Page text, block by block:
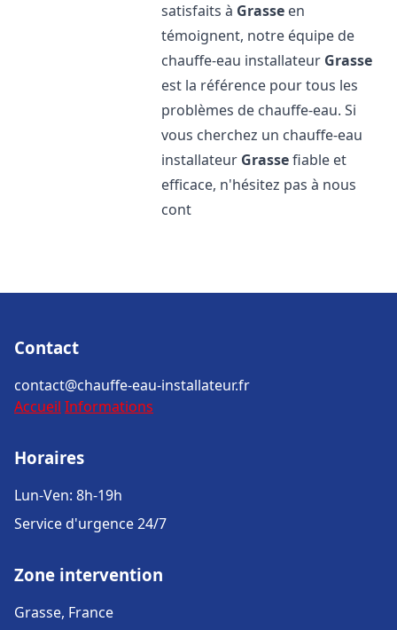
satisfaits à Grasse en
témoignent, notre équipe de
chauffe-eau installateur Grasse
est la référence pour tous les
problèmes de chauffe-eau. Si
vous cherchez un chauffe-eau
installateur Grassefiable et
efficace, n'hésitez pas à nous
cont
Contact
contact@chauffe-eau-installateur.fr
Accueil Informations
Horaires
Lun-Ven: 8h-19h
Service d'urgence 24/7
Zone intervention
Grasse, France